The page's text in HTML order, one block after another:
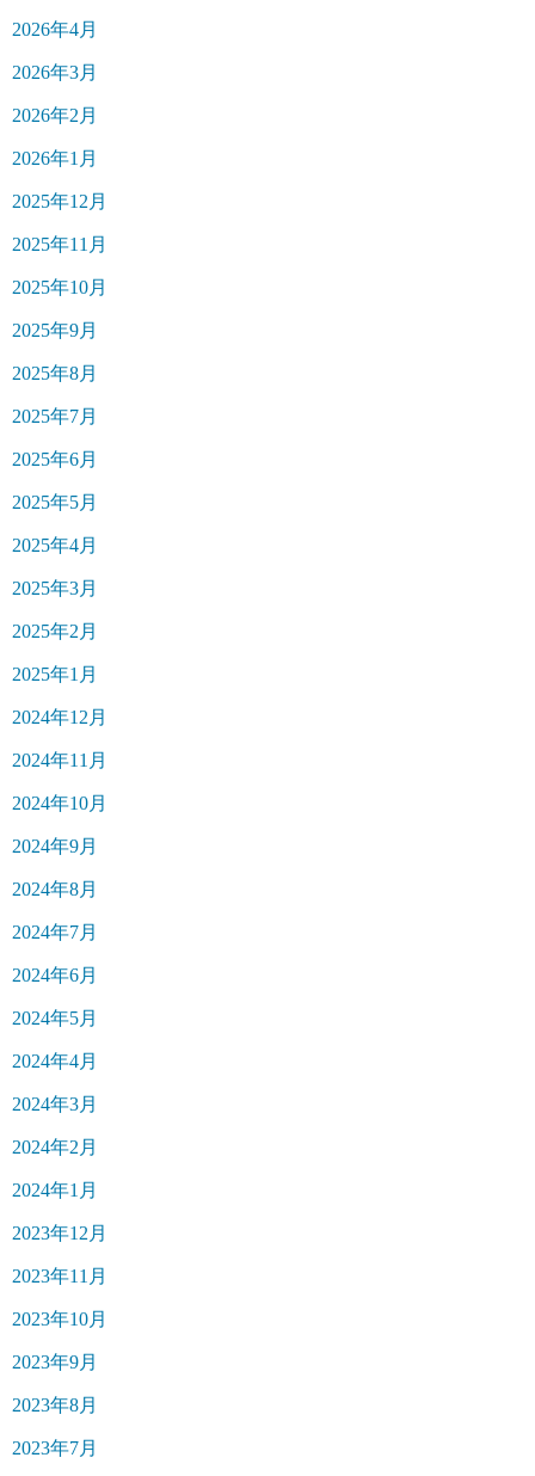
2026年4月
2026年3月
2026年2月
2026年1月
2025年12月
2025年11月
2025年10月
2025年9月
2025年8月
2025年7月
2025年6月
2025年5月
2025年4月
2025年3月
2025年2月
2025年1月
2024年12月
2024年11月
2024年10月
2024年9月
2024年8月
2024年7月
2024年6月
2024年5月
2024年4月
2024年3月
2024年2月
2024年1月
2023年12月
2023年11月
2023年10月
2023年9月
2023年8月
2023年7月